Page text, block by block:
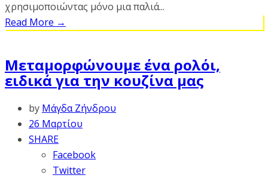
χρησιμοποιώντας μόνο μια παλιά...
Read More →
Μεταμορφώνουμε ένα ρολόι,
ειδικά για την κουζίνα μας
by Μάγδα Ζήνδρου
26 Μαρτίου
SHARE
Facebook
Twitter